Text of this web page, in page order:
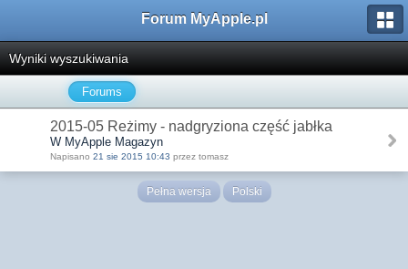
Forum MyApple.pl
Wyniki wyszukiwania
Forums
2015-05 Reżimy - nadgryziona część jabłka
W MyApple Magazyn
Napisano 21 sie 2015 10:43 przez tomasz
Pełna wersja Polski